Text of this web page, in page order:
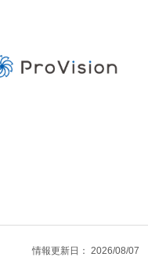
情報更新日： 2026/08/07